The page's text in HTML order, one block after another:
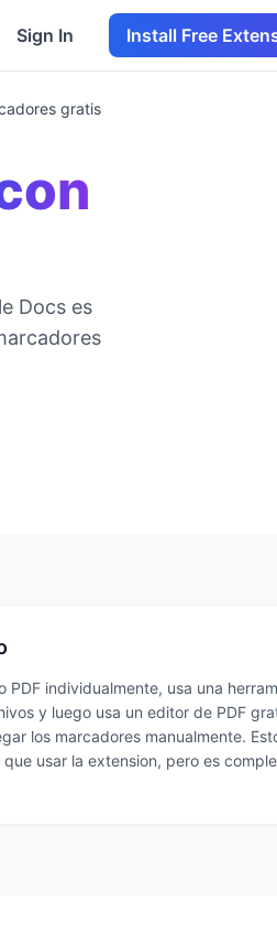
Sign In Install Free
gratis
Docs es
PDF individualmente, usa una
y luego usa un editor de PDF
los marcadores manualmente.
usar la extension, pero es